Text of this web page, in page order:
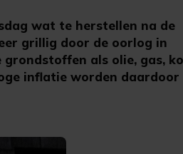
wat te herstellen na de
grillig door de oorlog in
als olie, gas,
inflatie worden daardoor